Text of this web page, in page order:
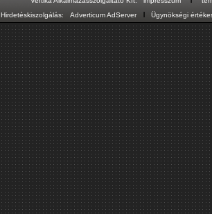
Hirdetéskiszolgálás:
Adverticum AdServer ıÜgynökségi